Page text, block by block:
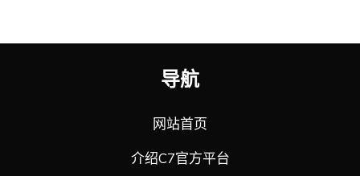
导航
网站首页
介绍C7官方平台